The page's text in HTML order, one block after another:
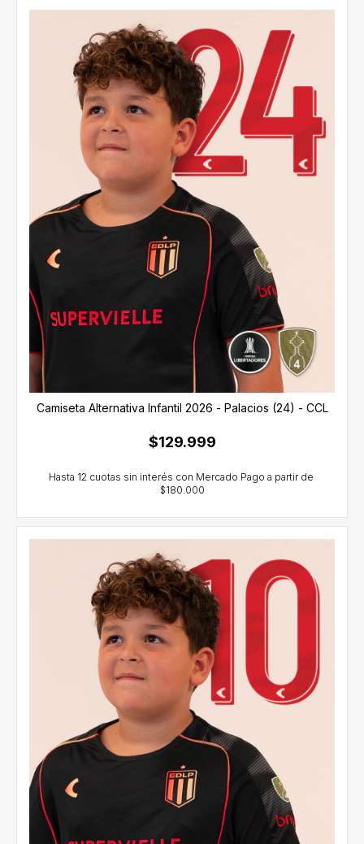
Camiseta Alternativa Infantil 2026 - Palacios (24) - CCL
$129.999